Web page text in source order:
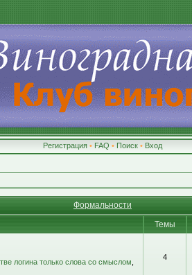
Регистрация • FAQ • Поиск • Вход
Формальности
Темы
логина только слова со смыслом
4